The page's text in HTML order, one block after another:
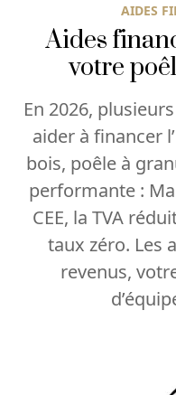
AIDES
Aides
votre
En 2026,
aider à financer
bois, poêle à
performante :
CEE, la TVA
taux zéro. Les
revenus,